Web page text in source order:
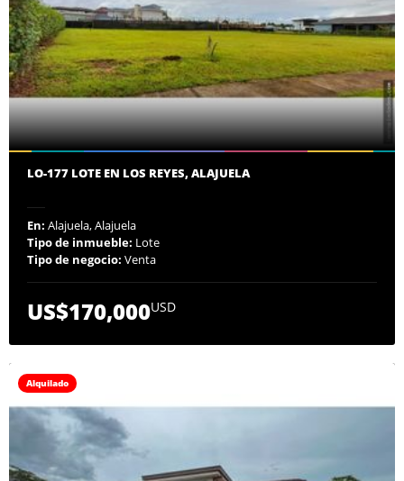
LO-177 LOTE EN LOS REYES, ALAJUELA
En: Alajuela, Alajuela
Tipo de inmueble: Lote
Tipo de negocio: Venta
US$170,000USD
Alquilado